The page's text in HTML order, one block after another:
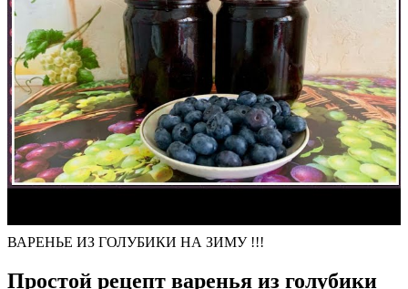
ВАРЕНЬЕ ИЗ ГОЛУБИКИ НА ЗИМУ !!!
Простой рецепт варенья из голубики